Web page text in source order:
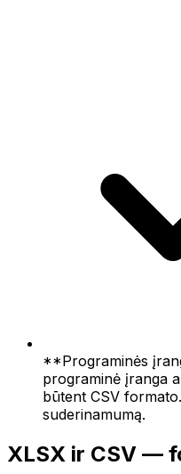
**Programinės
programinė įranga
būtent CSV
suderinamumą.
XLSX ir CSV —